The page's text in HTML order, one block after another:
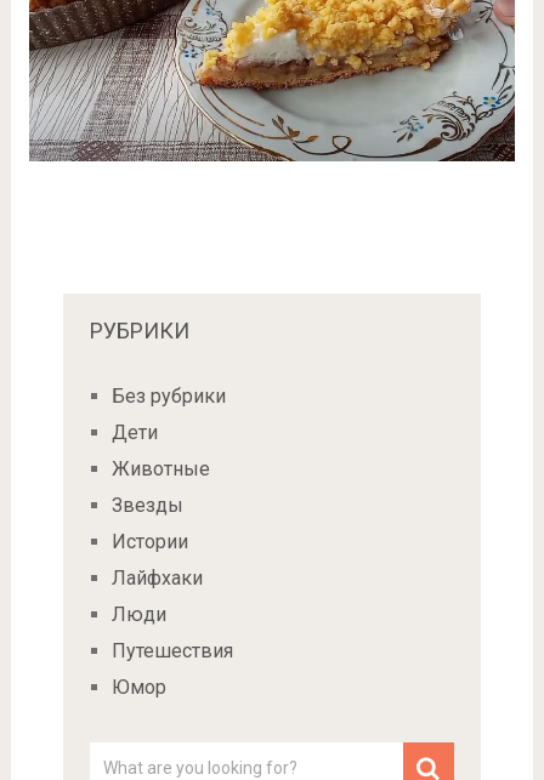
РУБРИКИ
Без рубрики
Дети
Животные
Звезды
Истории
Лайфхаки
Люди
Путешествия
Юмор